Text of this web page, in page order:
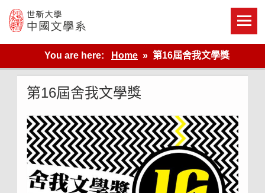
content
世新大學教學單位的網站
You are here:
Home 第16屆舍我文學獎
第16屆舍我文學獎